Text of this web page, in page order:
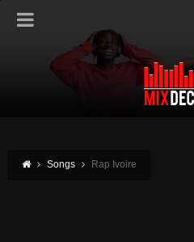
Songs Rap Ivoire